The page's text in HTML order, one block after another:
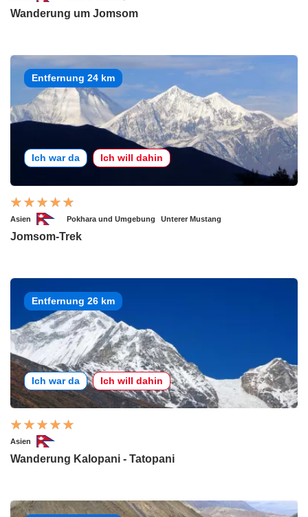
Wanderung um Jomsom
Entfernung 24 km
Ich war da Ich will dahin
Asien Pokhara und Umgebung Unterer Mustang
Jomsom-Trek
Entfernung 26 km
Ich war da Ich will dahin
Asien
Wanderung Kalopani - Tatopani